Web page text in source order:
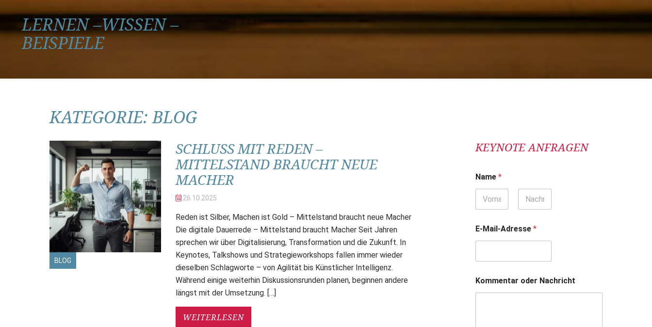
LERNEN –WISSEN –
BEISPIELE
KATEGORIE:BLOG
BLOG
SCHLUSS MIT REDEN –
MITTELSTAND BRAUCHT NEUE
MACHER
26.10. 2025
Reden ist Silber, Machen ist Gold – Mittelstand braucht neue Macher
Die digitale Dauerrede – Mittelstand braucht Macher Seit Jahren
sprechen wir über Digitalisierung, Transformation und die Zukunft. In
Keynotes, Talkshows und Strategieworkshops fallen immer wieder
dieselben Schlagworte – von Agilität bis Künstlicher Intelligenz.
Während einige weiterhin Diskussionsrunden planen, beginnen andere
längst mit der Umsetzung. […]
WEITERLESEN
KEYNOTE ANFRAGEN
Name *
E-Mail-Adresse *
Kommentar oder Nachricht